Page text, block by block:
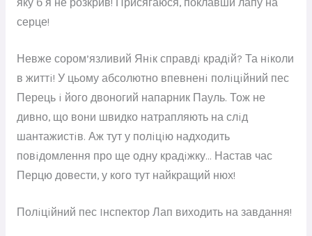
яку б я не розкрив! Присягаюся, поклавши лапу на
серце!
Невже сором’язливий Янiк справдi крадiй? Та нiколи
в життi! У цьому абсолютно впевненi полiцiйний пес
Перець i його двоногий напарник Пауль. Тож не
дивно, що вони швидко натрапляють на слiд
шантажистiв. Аж тут у полiцiю надходить
повiдомлення про ще одну крадiжку… Настав час
Перцю довести, у кого тут найкращий нюх!
Полiцiйний пес Iнспектор Лап виходить на завдання!